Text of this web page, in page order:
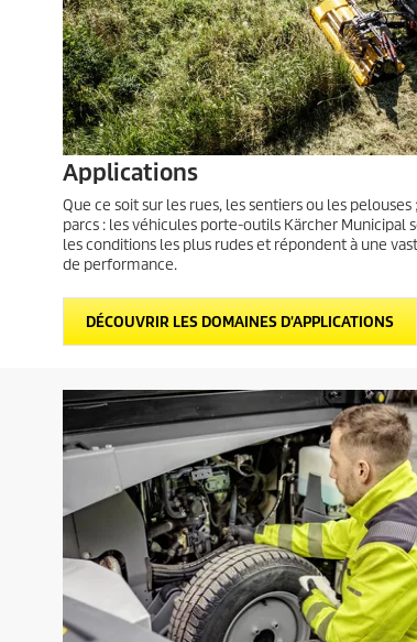
Applications
Que ce soit sur les rues, les sentiers ou les
parcs : les véhicules porte-outils Kärcher Municipal
les conditions les plus rudes et répondent à une
de performance.
DÉCOUVRIR LES DOMAINES D'APPLICATIONS